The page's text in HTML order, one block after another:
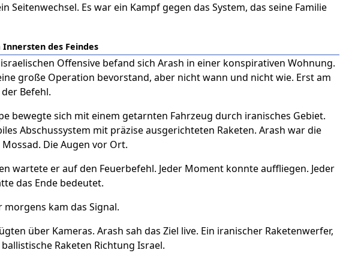
Seitenwechsel. Es war ein Kampf gegen das System, das seine Familie
des Feindes
Offensive befand sich Arash in einer konspirativen Wohnung.
große Operation bevorstand, aber nicht wann und nicht wie. Erst am
Befehl.
bewegte sich mit einem getarnten Fahrzeug durch iranisches Gebiet.
Abschussystem mit präzise ausgerichteten Raketen. Arash war die
Die Augen vor Ort.
wartete er auf den Feuerbefehl. Jeder Moment konnte auffliegen. Jeder
das Ende bedeutet.
morgens kam das Signal.
über Kameras. Arash sah das Ziel live. Ein iranischer Raketenwerfer,
Raketen Richtung Israel.